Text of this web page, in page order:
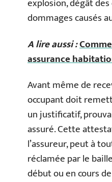
explosion, dégât
dommages causés
A lire aussi :
assurance
Avant même de
occupant doit
un justificatif,
assuré. Cette
l’assureur, peut à
réclamée par le
début ou en cours